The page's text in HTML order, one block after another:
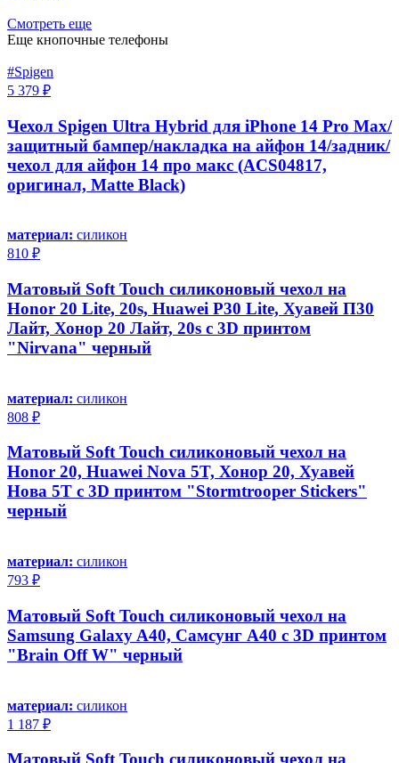
Смотреть еще
Еще кнопочные телефоны
#Spigen
5 379 ₽
Чехол Spigen Ultra Hybrid для iPhone 14 Pro Max/
защитный бампер/накладка на айфон 14/задник/
чехол для айфон 14 про макс (ACS04817,
оригинал, Matte Black)
материал: силикон
810 ₽
Матовый Soft Touch силиконовый чехол на
Honor 20 Lite, 20s, Huawei P30 Lite, Хуавей П30
Лайт, Хонор 20 Лайт, 20s с 3D принтом
"Nirvana" черный
материал: силикон
808 ₽
Матовый Soft Touch силиконовый чехол на
Honor 20, Huawei Nova 5T, Хонор 20, Хуавей
Нова 5Т с 3D принтом "Stormtrooper Stickers"
черный
материал: силикон
793 ₽
Матовый Soft Touch силиконовый чехол на
Samsung Galaxy A40, Самсунг А40 с 3D принтом
"Brain Off W" черный
материал: силикон
1 187 ₽